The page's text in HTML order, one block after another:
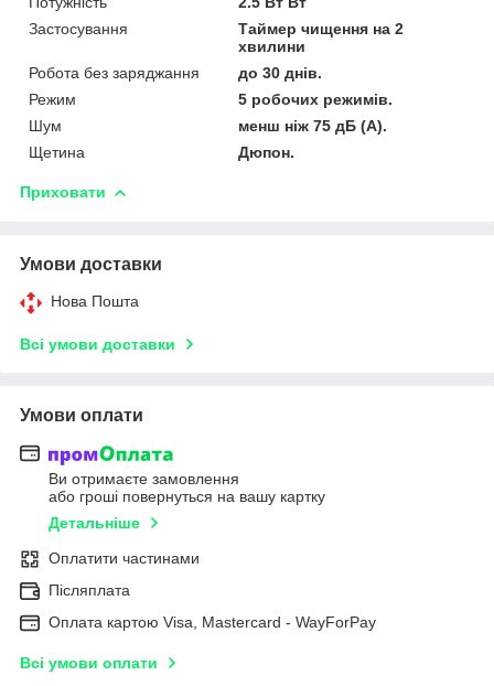
Застосування
Таймер чищення на 2
хвилини
Робота без заряджання
до 30 днів.
Режим
5 робочих режимів.
Шум
менш ніж 75 дБ (A).
Щетина
Дюпон.
Приховати
Умови доставки
Нова Пошта
Всі умови доставки
Умови оплати
Ви отримаєте замовлення
або гроші повернуться на вашу картку
Детальніше
Оплатити частинами
Післяплата
Оплата картою Visa, Mastercard - WayForPay
Всі умови оплати